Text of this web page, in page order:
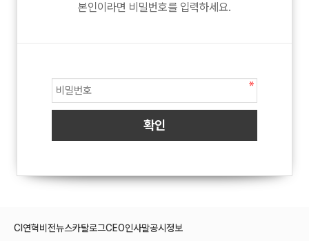
본인이라면 비밀번호를 입력하세요.
CI 연혁비전뉴스카탈로그CEO인사말공시정보